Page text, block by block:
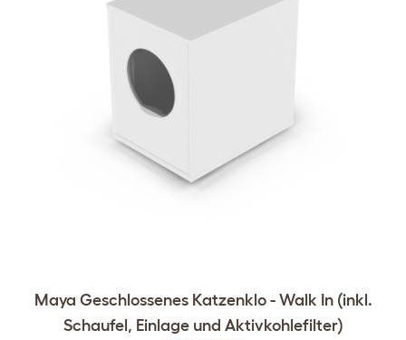
Maya Geschlossenes Katzenklo - Walk In (inkl.
Schaufel, Einlage und Aktivkohlefilter)